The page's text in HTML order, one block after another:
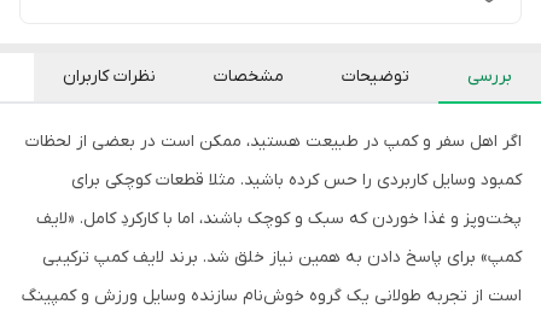
بررسی توضیحات مشخصات نظرات کاربران
اگر اهل سفر و کمپ در طبیعت هستید، ممکن است در بعضی از لحظات
کمبود وسایل کاربردی را حس کرده باشید. مثلا قطعات کوچکی برای
پخت‌و‌پز و غذا خوردن که سبک و کوچک باشند، اما با کارکردِ کامل. «لایف
کمپ» برای پاسخ دادن به همین نیاز خلق شد. برند لایف کمپ ترکیبی
است از تجربه طولانی یک گروه خوش‌نام سازنده وسایل ورزش و کمپینگ